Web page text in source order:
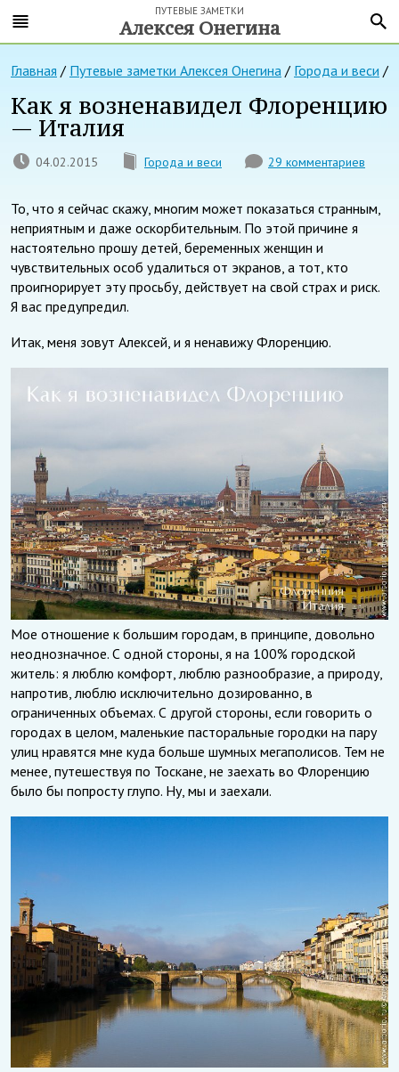
ПУТЕВЫЕ ЗАМЕТКИ
Алексея Онегина
Главная / Путевые заметки Алексея Онегина / Города и веси /
Как я возненавидел Флоренцию
— Италия
04.02.2015 Города и веси 29 комментариев
То, что я сейчас скажу, многим может показаться странным,
неприятным и даже оскорбительным. По этой причине я
настоятельно прошу детей, беременных женщин и
чувствительных особ удалиться от экранов, а тот, кто
проигнорирует эту просьбу, действует на свой страх и риск.
Я вас предупредил.
Итак, меня зовут Алексей, и я ненавижу Флоренцию.
Мое отношение к большим городам, в принципе, довольно
неоднозначное. С одной стороны, я на 100% городской
житель: я люблю комфорт, люблю разнообразие, а природу,
напротив, люблю исключительно дозированно, в
ограниченных объемах. С другой стороны, если говорить о
городах в целом, маленькие пасторальные городки на пару
улиц нравятся мне куда больше шумных мегаполисов. Тем не
менее, путешествуя по Тоскане, не заехать во Флоренцию
было бы попросту глупо. Ну, мы и заехали.